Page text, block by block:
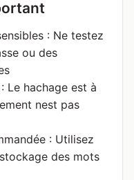
: Ne testez
ou des
Le hachage est à
nest pas
: Utilisez
des mots